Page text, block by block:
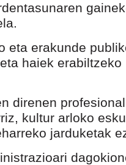
eta erakunde
haiek erabiltzeko
direnen
kultur arloko
jarduketak